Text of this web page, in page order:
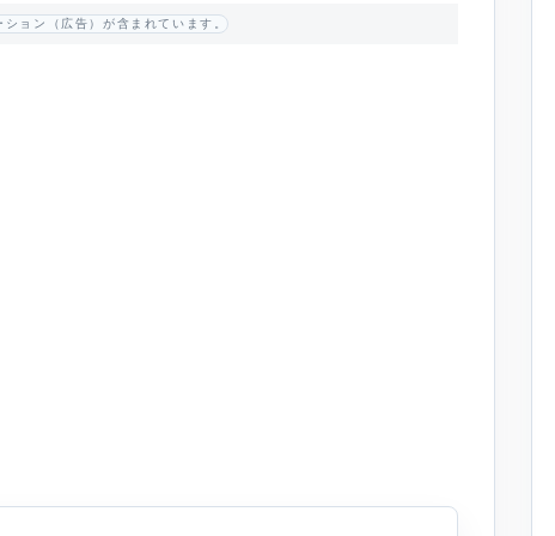
ョン（広告）が含まれています。